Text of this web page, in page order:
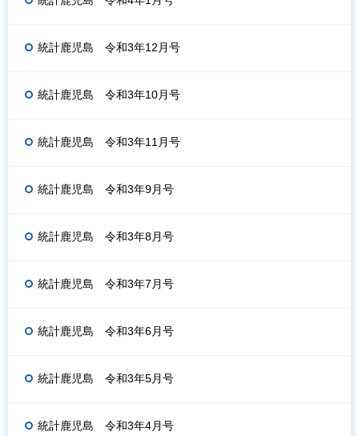
統計鹿児島 令和3年12月号
統計鹿児島 令和3年10月号
統計鹿児島 令和3年11月号
統計鹿児島 令和3年9月号
統計鹿児島 令和3年8月号
統計鹿児島 令和3年7月号
統計鹿児島 令和3年6月号
統計鹿児島 令和3年5月号
統計鹿児島 令和3年4月号